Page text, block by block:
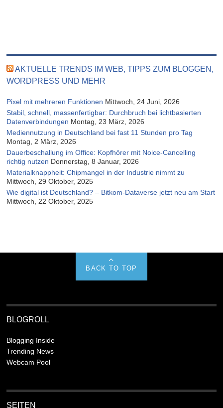
AKTUELLE TRENDS IM WEB, TIPPS ZUM BLOGGEN,
WORDPRESS UND MEHR
Pixel mit mehreren Funktionen Mittwoch, 24 Juni, 2026
Stabil, schnell, massenfertigbar: Durchbruch bei lichtbasierten
Datenverbindungen Montag, 23 März, 2026
Mediennutzung in Deutschland bei fast 11 Stunden pro Tag
Montag, 2 März, 2026
Dauerbeschallung im Office: Kopfhörer mit Noice-Cancelling
richtig nutzen Donnerstag, 8 Januar, 2026
Materialknappheit: Chipmangel in der Industrie nimmt zu
Mittwoch, 29 Oktober, 2025
Wie digital ist Deutschland? – Bitkom-Dataverse jetzt neu am Start
Mittwoch, 22 Oktober, 2025
BACK TO TOP
BLOGROLL
Blogging Inside
Trending News
Webcam Pool
SEITEN